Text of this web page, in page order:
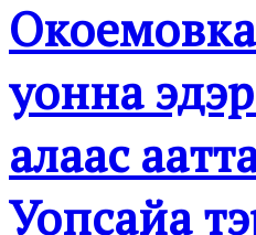
уонна
алаас
Уопсайа